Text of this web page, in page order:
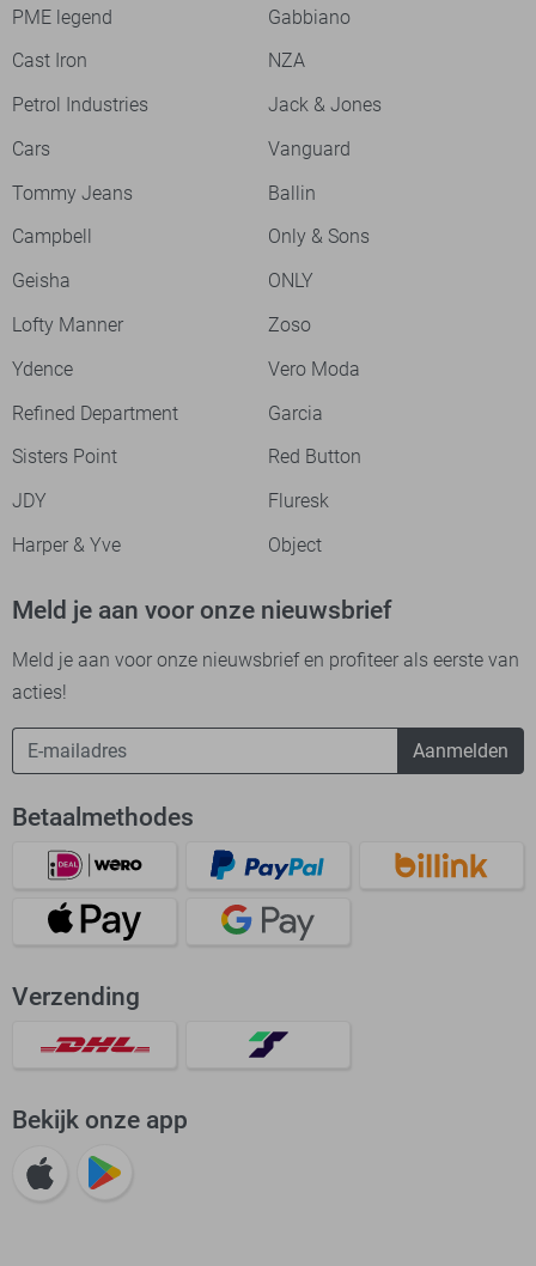
PME legend
Gabbiano
Cast Iron
NZA
Petrol Industries
Jack & Jones
Cars
Vanguard
Tommy Jeans
Ballin
Campbell
Only & Sons
Geisha
ONLY
Lofty Manner
Zoso
Ydence
Vero Moda
Refined Department
Garcia
Sisters Point
Red Button
JDY
Fluresk
Harper & Yve
Object
Meld je aan voor onze nieuwsbrief
Meld je aan voor onze nieuwsbrief en profiteer als eerste van
acties!
Aanmelden
Betaalmethodes
Verzending
Bekijk onze app